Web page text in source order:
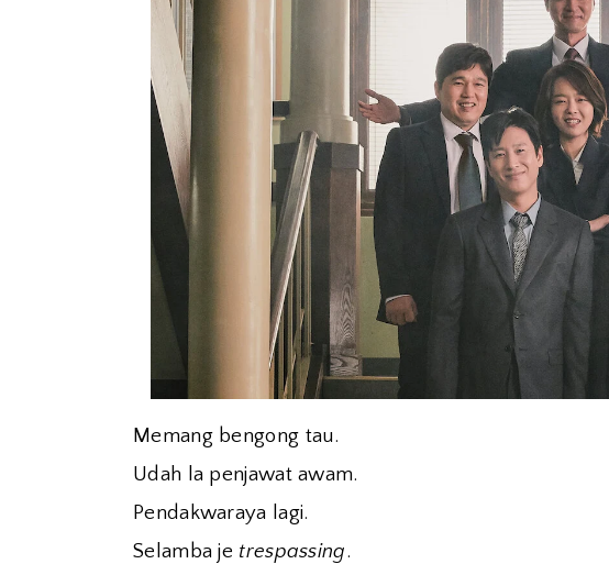
Memang bengong tau.
Udah la penjawat awam.
Pendakwaraya lagi.
Selamba je trespassing.